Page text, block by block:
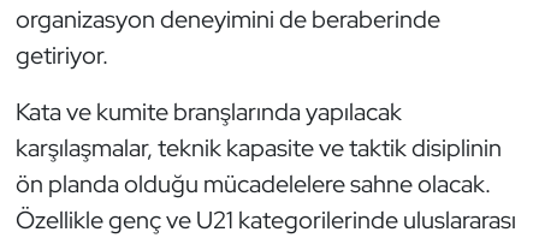
organizasyon deneyimini de beraberinde
getiriyor.
Kata ve kumite branşlarında yapılacak
karşılaşmalar, teknik kapasite ve taktik disiplinin
ön planda olduğu mücadelelere sahne olacak.
Özellikle genç ve U21 kategorilerinde uluslararası
Kano ve Rafting
Kayak
Kempo